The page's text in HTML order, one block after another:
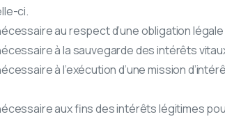
ci.
au respect d’une obligation
à la sauvegarde des intérêts
à l’exécution d’une mission
aux fins des intérêts légitimes